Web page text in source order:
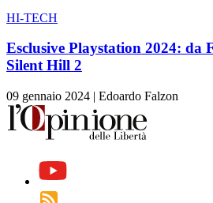
HI-TECH
Esclusive Playstation 2024: da
Silent Hill 2
09 gennaio 2024 | Edoardo Falzon